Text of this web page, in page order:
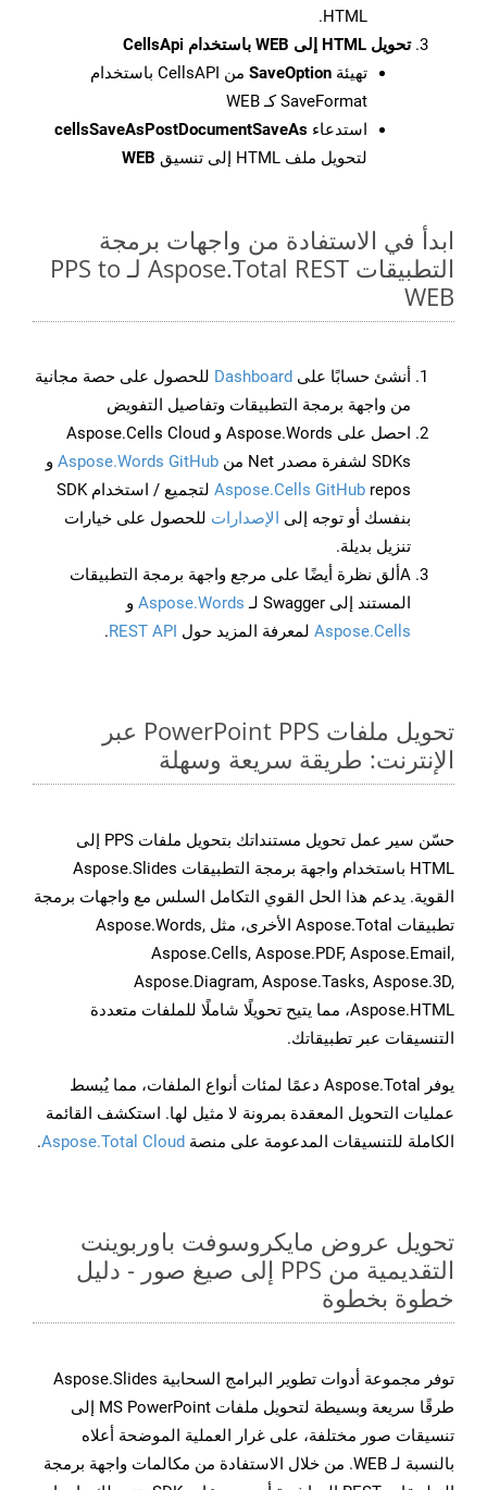
HTML.
تحويل HTML إلى WEB باستخدام CellsApi
تهيئة SaveOption
من CellsAPI باستخدام
SaveFormat كـ WEB
استدعاء cellsSaveAsPostDocumentSaveAs
لتحويل ملف HTML إلى تنسيق
WEB
ابدأ في الاستفادة من واجهات برمجة
التطبيقات Aspose.Total REST لـ PPS to
WEB
أنشئ حسابًا على Dashboard للحصول على حصة مجانية
من واجهة برمجة التطبيقات وتفاصيل التفويض
احصل على Aspose.Words و Aspose.Cells Cloud
SDKs لشفرة مصدر Net من
Aspose.Words GitHub و
Aspose.Cells GitHub
repos لتجميع / استخدام SDK
بنفسك أو توجه إلى الإصدارات للحصول على خيارات
تنزيل بديلة.
Aألق نظرة أيضًا على مرجع واجهة برمجة التطبيقات
المستند إلى Swagger لـ
Aspose.Words و
Aspose.Cells لمعرفة المزيد حول REST API
.
تحويل ملفات PowerPoint PPS عبر
الإنترنت: طريقة سريعة وسهلة
حسّن سير عمل تحويل مستنداتك بتحويل ملفات PPS إلى
HTML باستخدام واجهة برمجة التطبيقات Aspose.Slides
القوية. يدعم هذا الحل القوي التكامل السلس مع واجهات برمجة
تطبيقات Aspose.Total الأخرى، مثل Aspose.Words,
Aspose.Cells, Aspose.PDF, Aspose.Email,
Aspose.Diagram, Aspose.Tasks, Aspose.3D,
Aspose.HTML، مما يتيح تحويلًا شاملًا للملفات متعددة
التنسيقات عبر تطبيقاتك.
يوفر Aspose.Total دعمًا لمئات أنواع الملفات، مما يُبسط
عمليات التحويل المعقدة بمرونة لا مثيل لها. استكشف القائمة
الكاملة للتنسيقات المدعومة على منصة Aspose.Total Cloud
.
تحويل عروض مايكروسوفت باوربوينت
التقديمية من PPS إلى صيغ صور - دليل
خطوة بخطوة
توفر مجموعة أدوات تطوير البرامج السحابية Aspose.Slides
طرقًا سريعة وبسيطة لتحويل ملفات MS PowerPoint إلى
تنسيقات صور مختلفة، على غرار العملية الموضحة أعلاه
بالنسبة لـ WEB. من خلال الاستفادة من مكالمات واجهة برمجة